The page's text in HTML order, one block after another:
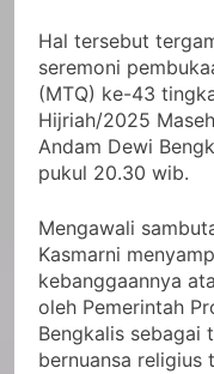
Hal tersebut
seremoni
(MTQ) ke-43
Hijriah/2025
Andam Dewi
pukul 20.30 wib.
Mengawali
Kasmarni
kebanggaannya
oleh Pemerintah
Bengkalis sebagai
bernuansa religius